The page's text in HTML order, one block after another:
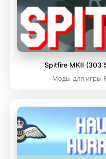
Spitfire MKII (303
Моды для игры